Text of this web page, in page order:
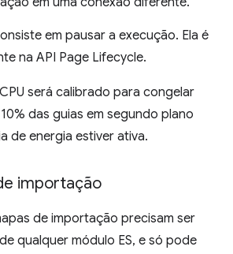
em pausar a execução. Ela é
na API Page Lifecycle.
será calibrado para congelar
das guias em segundo plano
de energia estiver ativa.
importação
de importação precisam ser
qualquer módulo ES, e só pode